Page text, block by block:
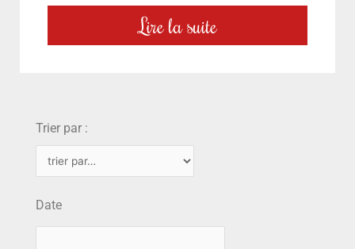
Lire la suite
Trier par :
Date